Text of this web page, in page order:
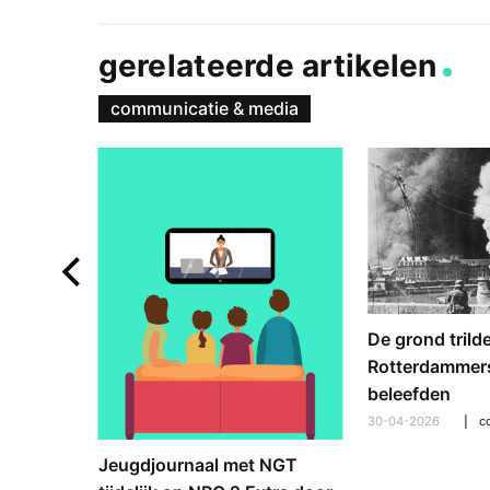
gerelateerde artikelen
communicatie & media
De grond
beleefden
30-04-2026
Jeugdjournaal met NGT